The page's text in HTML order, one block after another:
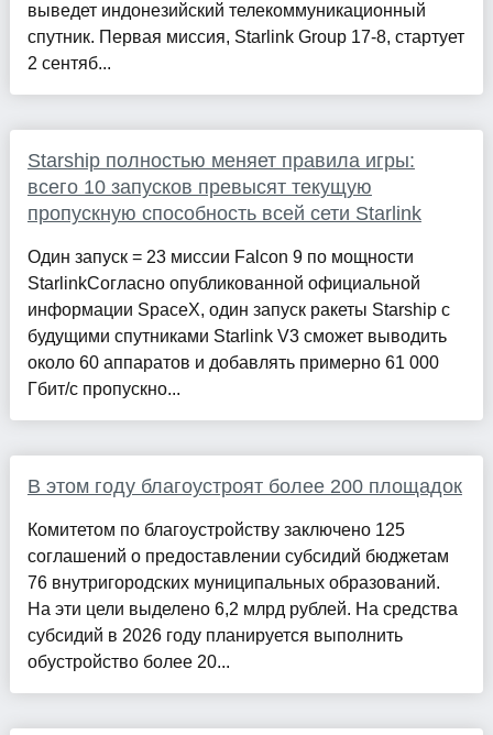
выведет индонезийский телекоммуникационный
спутник. Первая миссия, Starlink Group 17-8, стартует
2 сентяб...
Starship полностью меняет правила игры:
всего 10 запусков превысят текущую
пропускную способность всей сети Starlink
Один запуск = 23 миссии Falcon 9 по мощности
StarlinkСогласно опубликованной официальной
информации SpaceX, один запуск ракеты Starship с
будущими спутниками Starlink V3 сможет выводить
около 60 аппаратов и добавлять примерно 61 000
Гбит/с пропускно...
В этом году благоустроят более 200 площадок
Комитетом по благоустройству заключено 125
соглашений о предоставлении субсидий бюджетам
76 внутригородских муниципальных образований.
На эти цели выделено 6,2 млрд рублей. На средства
субсидий в 2026 году планируется выполнить
обустройство более 20...